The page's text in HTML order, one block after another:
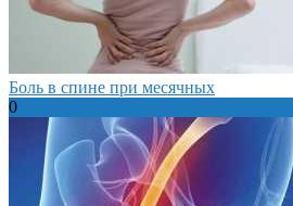
Боль в спине при месячных
0